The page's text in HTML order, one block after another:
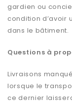
gardien ou
condition d’avoir
dans le bâtiment.
Questions à
Livraisons
lorsque le
ce dernier